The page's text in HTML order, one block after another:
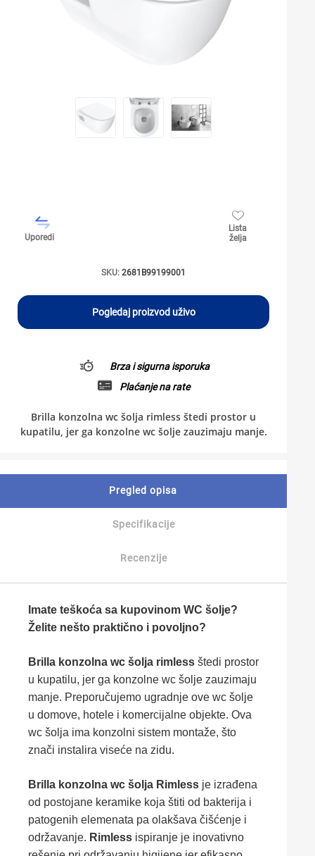
Uporedi
Lista
želja
SKU: 2681B99199001
Pogledaj proizvod uživo
Brza i sigurna isporuka
Plaćanje na rate
Brilla konzolna wc šolja rimless štedi prostor u
kupatilu, jer ga konzolne wc šolje zauzimaju manje.
Pregled opisa
Specifikacije
Recenzije
Imate teškoća sa kupovinom WC šolje?
Želite nešto praktično i povoljno?
Brilla konzolna wc šolja rimless štedi prostor
u kupatilu, jer ga konzolne wc šolje zauzimaju
manje. Preporučujemo ugradnje ove wc šolje
u domove, hotele i komercijalne objekte. Ova
wc šolja ima konzolni sistem montaže, što
znači instalira viseće na zidu.
Brilla konzolna wc šolja Rimless je izrađena
od postojane keramike koja štiti od bakterija i
patogenih elemenata pa olakšava čišćenje i
održavanje. Rimless ispiranje je inovativno